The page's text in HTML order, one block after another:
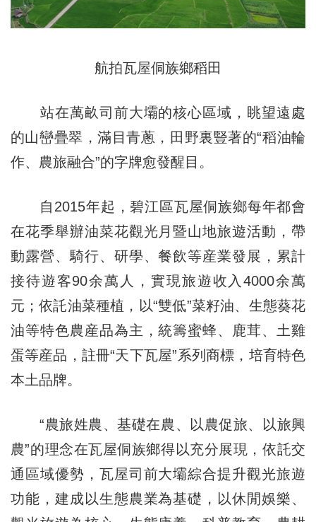
航拍瓦屋侗族鄉稻田
站在萬畝司前大壩的核心區域，眺望遠處
的山巒疊翠，滿目青蔥，田野裏豎著的“稻油輪
作、農旅融合”的字牌愈發醒目。
自2015年起，碧江區瓦屋侗族鄉每年都會
在花季舉辦油菜花觀光月暨山地旅遊活動，帶
動露營、騎行、研學、餐飲等産業發展，累計
接待遊客90余萬人，實現旅遊收入4000余萬
元；依託油菜種植，以“雙低”菜籽油、生態葵花
油等特色農産品為主，統籌蜜蜂、鹿茸、土雞
蛋等産品，註冊“天下瓦屋”系列商標，培育特色
本土品牌。
“農旅姓農、基礎在農、以農促旅、以旅興
農”的理念在瓦屋侗族鄉得以充分展現，依託交
通區域優勢，瓦屋司前大壩綜合提升觀光旅遊
功能，建成以生態農業為基礎，以休閒娛樂、